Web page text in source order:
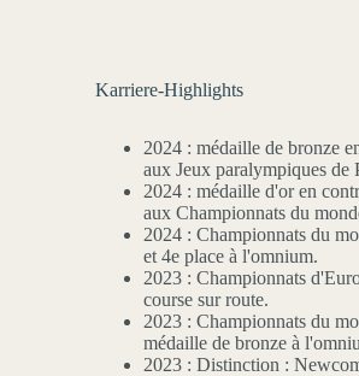
Karriere-Highlights
2024 : médaille de bronze
aux Jeux paralympiques de
2024 : médaille d'or en
aux Championnats du
2024 : Championnats du
et 4e place à l'omnium.
2023 : Championnats
course sur route.
2023 : Championnats du
médaille de bronze à
2023 : Distinction :